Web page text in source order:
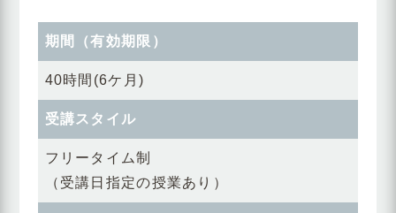
期間（有効期限）
40時間(6ケ月)
受講スタイル
フリータイム制
（受講日指定の授業あり）